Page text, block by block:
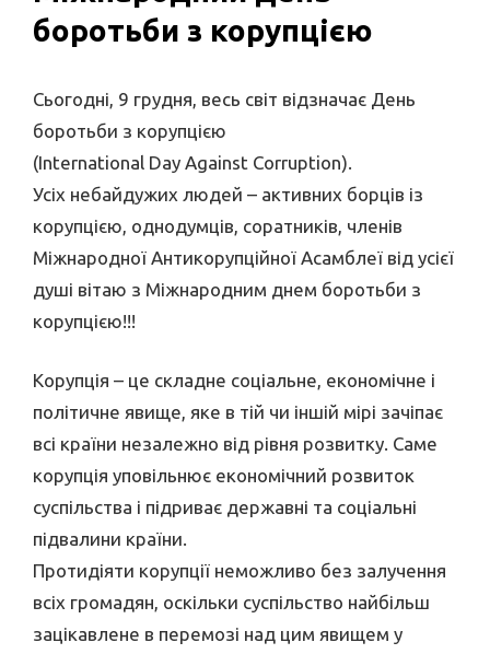
боротьби з корупцією
Сьогодні, 9 грудня, весь світ відзначає День
боротьби з корупцією
(International Day Against Corruption).
Усіх небайдужих людей – активних борців із
корупцією, однодумців, соратників, членів
Міжнародної Антикорупційної Асамблеї від усієї
душі вітаю з Міжнародним днем боротьби з
корупцією!!!
Корупція – це складне соціальне, економічне і
політичне явище, яке в тій чи іншій мірі зачіпає
всі країни незалежно від рівня розвитку. Саме
корупція уповільнює економічний розвиток
суспільства і підриває державні та соціальні
підвалини країни.
Протидіяти корупції неможливо без залучення
всіх громадян, оскільки суспільство найбільш
зацікавлене в перемозі над цим явищем у